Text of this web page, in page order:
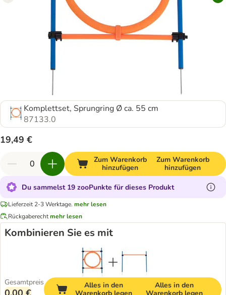
Komplettset, Sprungring Ø ca. 55 cm
87133.0
19,49 €
Zum Warenkorb
hinzufügen
Zum Warenkorb
hinzufügen
Du sammelst 19 zooPunkte für dieses Produkt
Lieferzeit 2-3 Werktage. mehr lesen
Rückgaberechtmehr lesen
Kombinieren Sie es mit
Gesamtpreis
Alles in den
Alles in den